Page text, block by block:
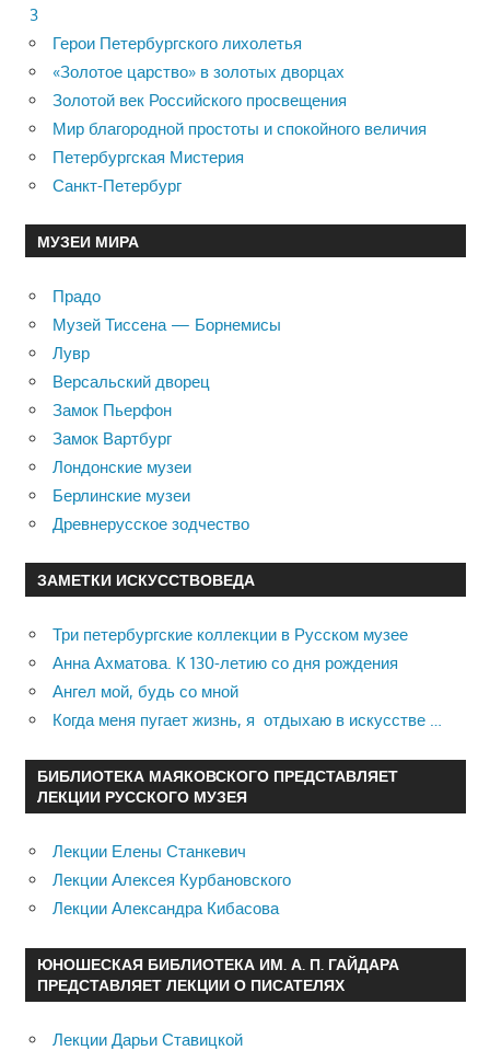
3
Герои Петербургского лихолетья
«Золотое царство» в золотых дворцах
Золотой век Российского просвещения
Мир благородной простоты и спокойного величия
Петербургская Мистерия
Санкт-Петербург
МУЗЕИ МИРА
Прадо
Музей Тиссена — Борнемисы
Лувр
Версальский дворец
Замок Пьерфон
Замок Вартбург
Лондонские музеи
Берлинские музеи
Древнерусское зодчество
ЗАМЕТКИ ИСКУССТВОВЕДА
Три петербургские коллекции в Русском музее
Анна Ахматова. К 130-летию со дня рождения
Ангел мой, будь со мной
Когда меня пугает жизнь, я отдыхаю в искусстве …
БИБЛИОТЕКА МАЯКОВСКОГО ПРЕДСТАВЛЯЕТ
ЛЕКЦИИ РУССКОГО МУЗЕЯ
Лекции Елены Станкевич
Лекции Алексея Курбановского
Лекции Александра Кибасова
ЮНОШЕСКАЯ БИБЛИОТЕКА ИМ. А. П. ГАЙДАРА
ПРЕДСТАВЛЯЕТ ЛЕКЦИИ О ПИСАТЕЛЯХ
Лекции Дарьи Ставицкой